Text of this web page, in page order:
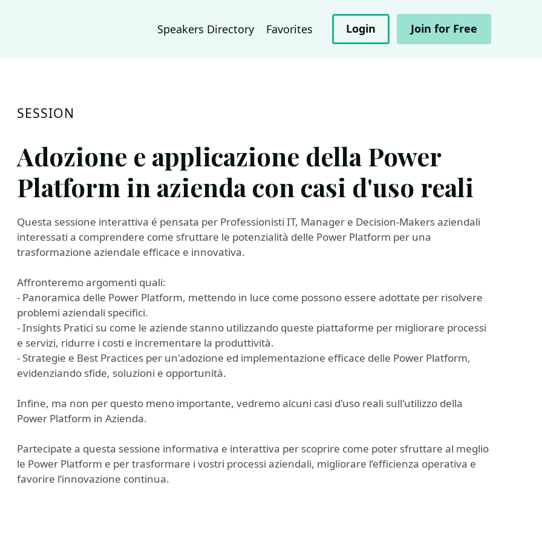
Speakers Directory Favorites Login Join for Free
SESSION
Adozione e applicazione della Power
Platform in azienda con casi d'uso reali
Questa sessione interattiva é pensata per Professionisti IT, Manager e Decision-Makers aziendali
interessati a comprendere come sfruttare le potenzialità delle Power Platform per una
trasformazione aziendale efficace e innovativa.
Affronteremo argomenti quali:
- Panoramica delle Power Platform, mettendo in luce come possono essere adottate per risolvere
problemi aziendali specifici.
- Insights Pratici su come le aziende stanno utilizzando queste piattaforme per migliorare processi
e servizi, ridurre i costi e incrementare la produttività.
- Strategie e Best Practices per un'adozione ed implementazione efficace delle Power Platform,
evidenziando sfide, soluzioni e opportunità.
Infine, ma non per questo meno importante, vedremo alcuni casi d'uso reali sull'utilizzo della
Power Platform in Azienda.
Partecipate a questa sessione informativa e interattiva per scoprire come poter sfruttare al meglio
le Power Platform e per trasformare i vostri processi aziendali, migliorare l’efficienza operativa e
favorire l’innovazione continua.